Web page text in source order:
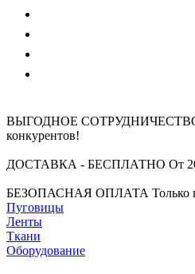
ВЫГОДНОЕ
конкурентов!
ДОСТАВКА - БЕСПЛАТНО От
БЕЗОПАСНАЯ ОПЛАТА Только
Пуговицы
Ленты
Ткани
Оборудование